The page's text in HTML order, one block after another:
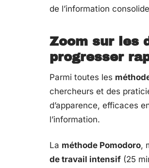
de l’information
Zoom sur les
progresser
Parmi toutes les
chercheurs et des
d’apparence, efficaces
l’information.
La méthode Pomodoro,
de travail intensif (25